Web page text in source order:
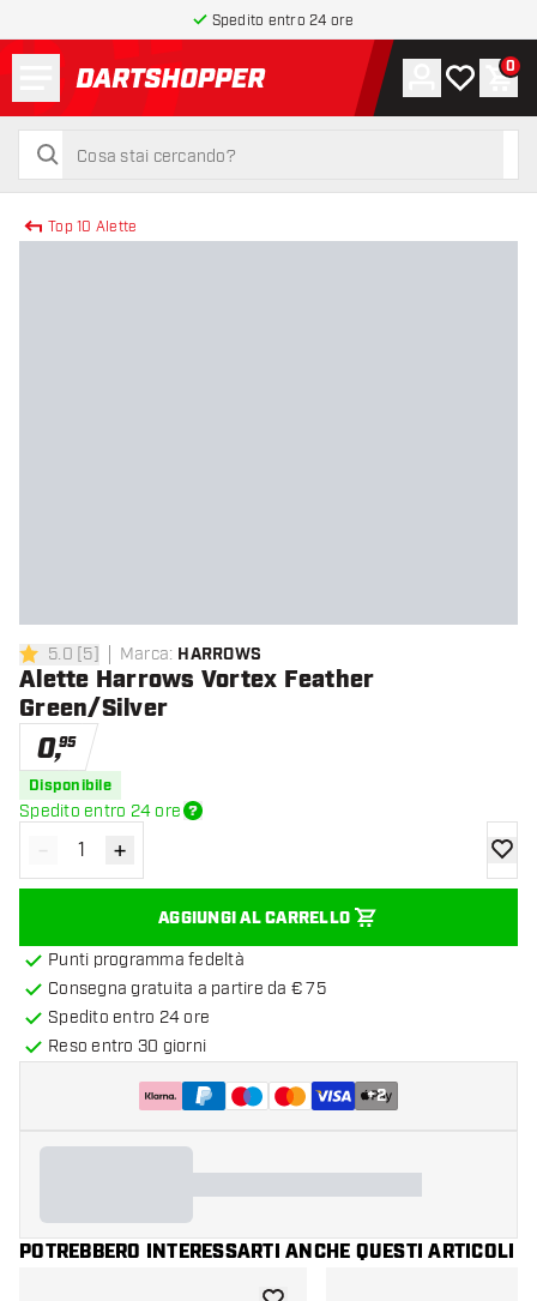
Spedito entro 24 ore
torna alla home page
cerca
cerca
Account
La mia0
Top 10 Alette
5 stelle di valutazione
5.0 [5] Marca: HARROWS
Alette Harrows Vortex Feather
Green/Silver
0,95
Disponibile
Spedito entro 24 ore
Diminuisci quantità
- Aumenta quantità
+
AGGIUNGI AL CARRELLO
Punti programma fedeltà
Consegna gratuita a partire da € 75
Spedito entro 24 ore
Reso entro 30 giorni
+2
POTREBBERO INTERESSARTI ANCHE QUESTI ARTICOLI